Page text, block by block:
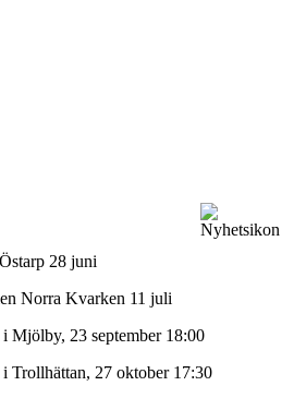
28 juni
Norra Kvarken 11 juli
Mjölby, 23 september 18:00
Trollhättan, 27 oktober 17:30